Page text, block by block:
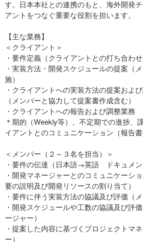
す。日本本社との連携のもと、海外開発
アントをつなぐ重要な役割を担います。
【主な業務】
＜クライアント＞
・要件定義（クライアントとの打ち合わせ
・実装方法・開発スケジュールの提案（
施）
・クライアントへの実装方法の提案およ
（メンバーと協力して提案書作成含む）
・クライアントへの報告および調整業務
＊期的（Weekly等）、不定期での進捗、
イアントとのコミュニケーション（報告書
＜メンバー（２～３名を担当）＞
・要件の伝達（日本語→英語 ドキュメン
・開発マネージャーとのコミュニケーシ
要の説明及び開発リソースの割り当て）
・要件に伴う実装方法の協議及び評価（メ
・開発スケジュールや工数の協議及び評
ージャー）
・提案した内容に基づくプロジェクトマ
ー）